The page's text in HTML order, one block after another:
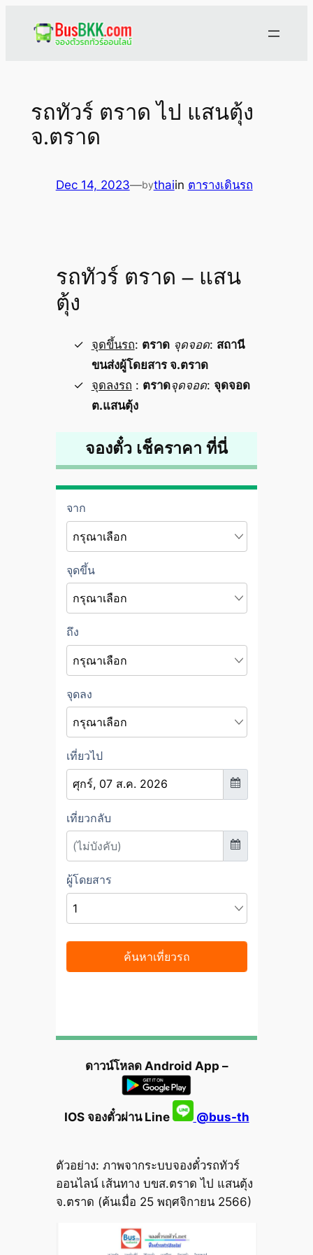
รถทัวร์ ตราด ไป แสนตุ้ง
จ.ตราด
Dec 14, 2023—bythaiin ตารางเดินรถ
รถทัวร์ ตราด – แสน
ตุ้ง
จุดขึ้นรถ: ตราด จุดจอด: สถานี
ขนส่งผู้โดยสาร จ.ตราด
จุดลงรถ : ตราดจุดจอด: จุดจอด
ต.แสนตุ้ง
จองตั๋ว เช็คราคา ที่นี่
ดาวน์โหลด Android App –
IOS จองตั๋วผ่าน Line @bus-th
ตัวอย่าง: ภาพจากระบบจองตั๋วรถทัวร์
ออนไลน์ เส้นทาง บขส.ตราด ไป แสนตุ้ง
จ.ตราด (ค้นเมื่อ 25 พฤศจิกายน 2566)